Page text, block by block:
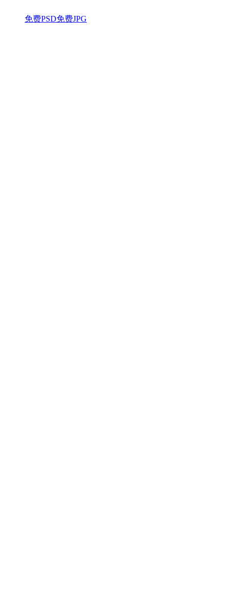
免费PSD免费JPG